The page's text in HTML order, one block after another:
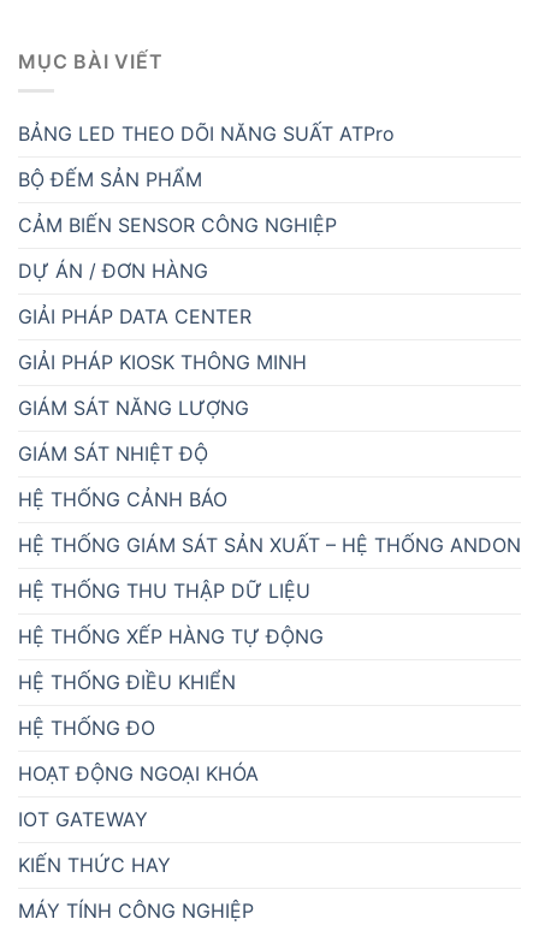
MỤC BÀI VIẾT
BẢNG LED THEO DÕI NĂNG SUẤT ATPro
BỘ ĐẾM SẢN PHẨM
CẢM BIẾN SENSOR CÔNG NGHIỆP
DỰ ÁN / ĐƠN HÀNG
GIẢI PHÁP DATA CENTER
GIẢI PHÁP KIOSK THÔNG MINH
GIÁM SÁT NĂNG LƯỢNG
GIÁM SÁT NHIỆT ĐỘ
HỆ THỐNG CẢNH BÁO
HỆ THỐNG GIÁM SÁT SẢN XUẤT – HỆ THỐNG ANDON
HỆ THỐNG THU THẬP DỮ LIỆU
HỆ THỐNG XẾP HÀNG TỰ ĐỘNG
HỆ THỐNG ĐIỀU KHIỂN
HỆ THỐNG ĐO
HOẠT ĐỘNG NGOẠI KHÓA
IOT GATEWAY
KIẾN THỨC HAY
MÁY TÍNH CÔNG NGHIỆP